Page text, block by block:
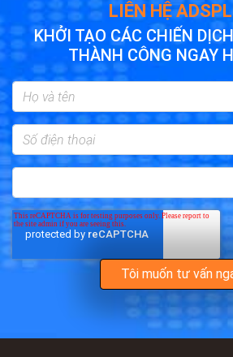
LIÊN HỆ
KHỞI TẠO CÁC CHIẾN
THÀNH CÔNG NGAY